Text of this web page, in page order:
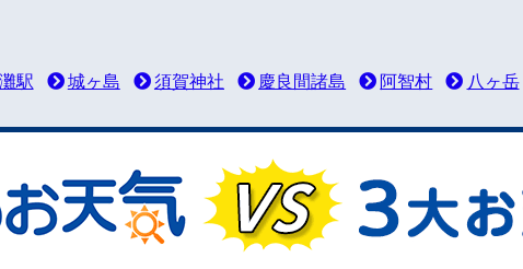
駅 城ヶ島 須賀神社 慶良間諸島 阿智村 八ヶ岳